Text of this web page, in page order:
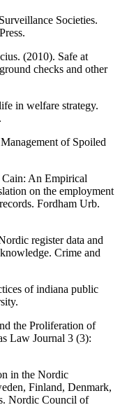
Societies.
(2010). Safe at
checks and other
in welfare strategy.
of Spoiled
An Empirical
on the employment
Fordham Urb.
register data and
Crime and
of indiana public
the Proliferation of
Law Journal 3 (3):
in the Nordic
Finland, Denmark,
Nordic Council of